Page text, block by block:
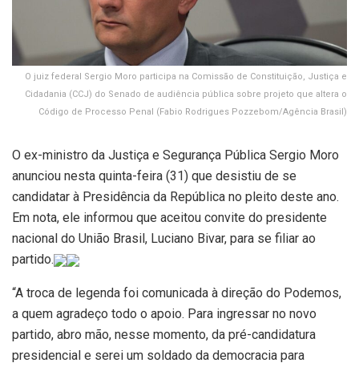
O juiz federal Sergio Moro participa na Comissão de Constituição, Justiça e
Cidadania (CCJ) do Senado de audiência pública sobre projeto que altera o
Código de Processo Penal (Fabio Rodrigues Pozzebom/Agência Brasil)
O ex-ministro da Justiça e Segurança Pública Sergio Moro
anunciou nesta quinta-feira (31) que desistiu de se
candidatar à Presidência da República no pleito deste ano.
Em nota, ele informou que aceitou convite do presidente
nacional do União Brasil, Luciano Bivar, para se filiar ao
partido.
“A troca de legenda foi comunicada à direção do Podemos,
a quem agradeço todo o apoio. Para ingressar no novo
partido, abro mão, nesse momento, da pré-candidatura
presidencial e serei um soldado da democracia para